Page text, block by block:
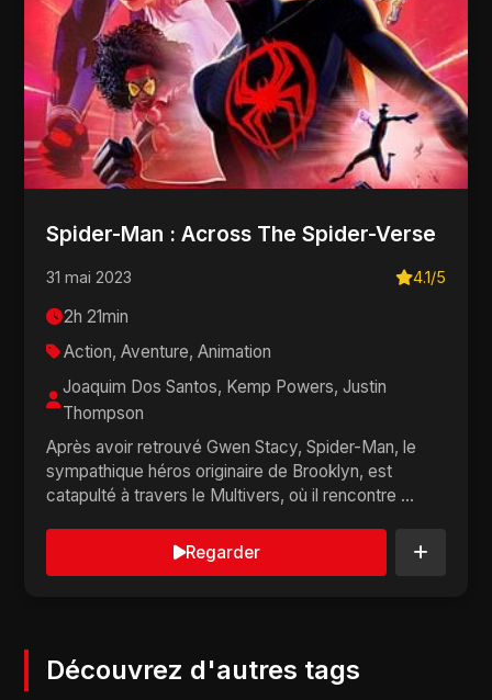
Spider-Man : Across The Spider-Verse
31 mai 2023 4.1/5
2h 21min
Action, Aventure, Animation
Joaquim Dos Santos, Kemp Powers, Justin
Thompson
Après avoir retrouvé Gwen Stacy, Spider-Man, le
sympathique héros originaire de Brooklyn, est
catapulté à travers le Multivers, où il rencontre ...
Regarder
Découvrez d'autres tags